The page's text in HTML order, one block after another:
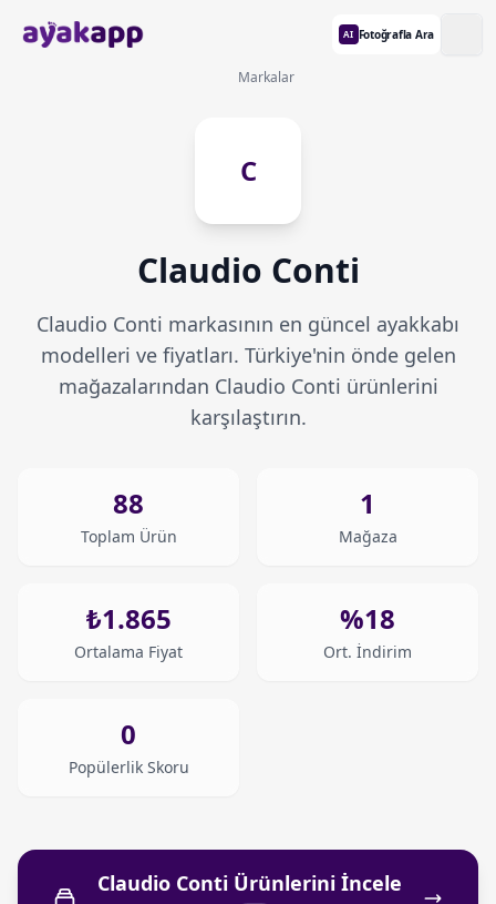
AI Fotoğrafla Ara
Markalar
C
Claudio Conti
Claudio Conti markasının en güncel ayakkabı
modelleri ve fiyatları. Türkiye'nin önde gelen
mağazalarından Claudio Conti ürünlerini
karşılaştırın.
88
Toplam Ürün
1
Mağaza
₺1.865
Ortalama Fiyat
%18
Ort. İndirim
0
Popülerlik Skoru